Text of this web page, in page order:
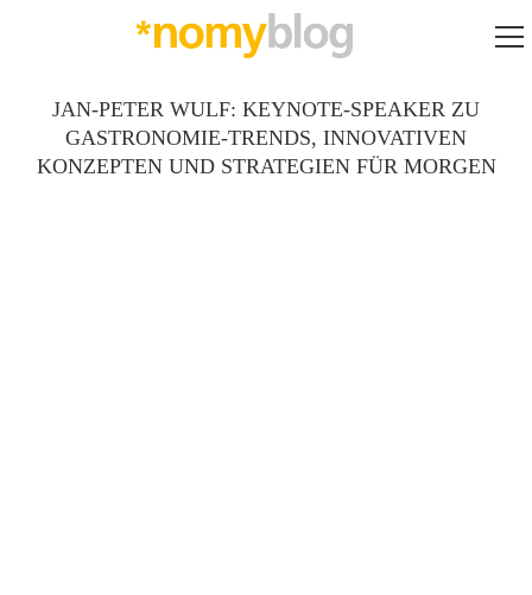
JAN-PETER WULF: KEYNOTE-SPEAKER ZU
GASTRONOMIE-TRENDS, INNOVATIVEN
KONZEPTEN UND STRATEGIEN FÜR MORGEN